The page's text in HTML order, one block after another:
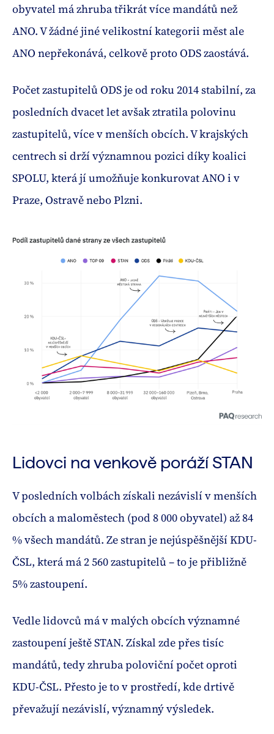
obyvatel má zhruba třikrát více mandátů než
ANO. V žádné jiné velikostní kategorii měst ale
ANO nepřekonává, celkově proto ODS zaostává.
Počet zastupitelů ODS je od roku 2014 stabilní, za
posledních dvacet let avšak ztratila polovinu
zastupitelů, více v menších obcích. V krajských
centrech si drží významnou pozici díky koalici
SPOLU, která jí umožňuje konkurovat ANO i v
Praze, Ostravě nebo Plzni.
Lidovci na venkově poráží STAN
V posledních volbách získali nezávislí v menších
obcích a maloměstech (pod 8 000 obyvatel) až 84
% všech mandátů. Ze stran je nejúspěšnější KDU-
ČSL, která má 2 560 zastupitelů – to je přibližně
5% zastoupení.
Vedle lidovců má v malých obcích významné
zastoupení ještě STAN. Získal zde přes tisíc
mandátů, tedy zhruba poloviční počet oproti
KDU-ČSL. Přesto je to v prostředí, kde drtivě
převažují nezávislí, významný výsledek.